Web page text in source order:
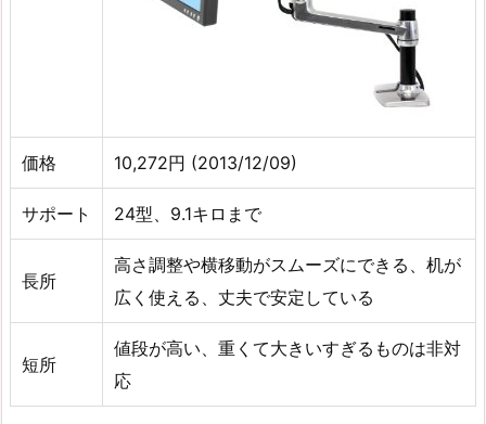
価格 10,272円 (2013/12/09)
サポート 24型、9.1キロまで
長所
高さ調整や横移動がスムーズにできる、机が
広く使える、丈夫で安定している
短所
値段が高い、重くて大きいすぎるものは非対
応